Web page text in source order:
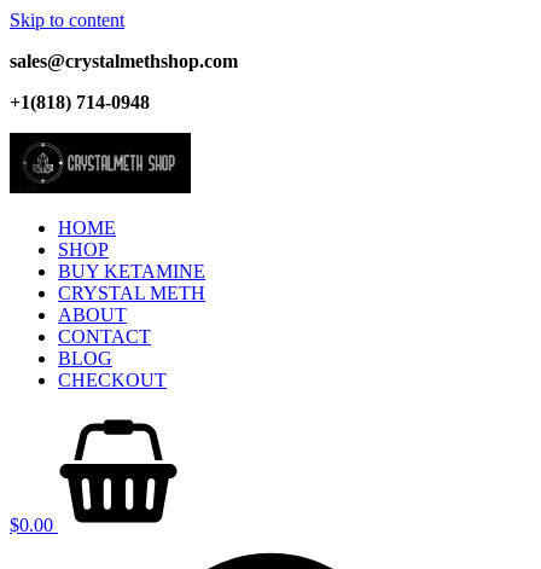
Skip to content
sales@crystalmethshop.com
+1(818) 714-0948
HOME
SHOP
BUY KETAMINE
CRYSTAL METH
ABOUT
CONTACT
BLOG
CHECKOUT
$0.00